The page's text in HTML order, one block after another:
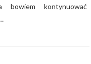
bowiem kontynuować